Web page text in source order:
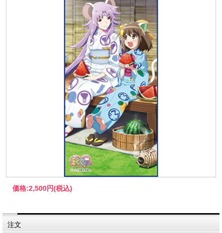
価格:2,500円(税込)
注文